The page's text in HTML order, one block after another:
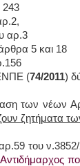
243
αρ.3
5 και 18
(74/2011)
των νέων
ζητήματα
του
Αντιδήμαρχος